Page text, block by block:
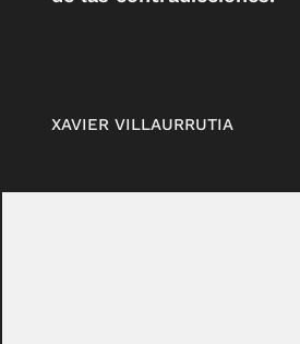
XAVIER VILLAURRUTIA